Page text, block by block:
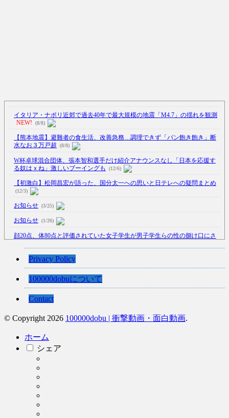
イタリア・ナポリ近郊で過去40年で最大規模の地震「M4.7」の揺れを観測
NEW!
(8/8)
【熊本地震】避難者の食生活、改善急務…調理できず「パン飽き飽き」断
水なお３万戸超
(8/8)
W杯卓球混合団体、張本智和選手だけ紹介アナウンスなし「日本を応援す
る奴はｘね」激しいブーイングも
(12/6)
【初激白】松岡昌宏が語った、国分太一への思いと日テレへの疑問まとめ
(12/3)
お知らせ (3/25)
お知らせ (1/26)
顔20点、体80点と評価されていた女子学生が男子学生らの性の捌け口にさ
【中国】処理水の問題化狙うも不発？ASEAN関連会合で賛同広がらず
【韓国】54.1％「IAEA報告書を信用しない」
Powered by livedoor 相互RSS
Privacy Policy
100000dobuについて
Contact
© Copyright 2026 100000dobu | 衝撃動画・面白動画.
ホーム
シェア